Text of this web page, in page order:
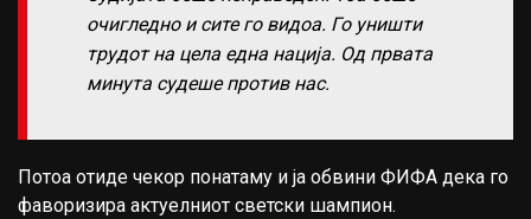
очигледно и сите го видоа. Го уништи
трудот на цела една нација. Од првата
минута судеше против нас.
Потоа отиде чекор понатаму и ја обвини ФИФА дека го
фаворизира актуелниот светски шампион.